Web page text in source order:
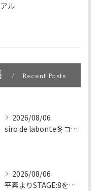
ル
Recent Posts
2026/08/06
siro de labonte冬コレクション展示会ライブダイ...
2026/08/06
平素よりSTAGE:8をご利用いただき、誠にありがとうござい...